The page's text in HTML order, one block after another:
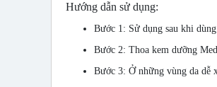
Hướng dẫn sử dụng:
Bước 1: Sử dụng sau khi
Bước 2: Thoa kem dưỡng
Bước 3: Ở những vùng da dễ